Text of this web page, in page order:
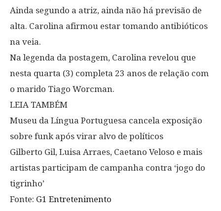
Ainda segundo a atriz, ainda não há previsão de
alta. Carolina afirmou estar tomando antibióticos
na veia.
Na legenda da postagem, Carolina revelou que
nesta quarta (3) completa 23 anos de relação com
o marido Tiago Worcman.
LEIA TAMBÉM
Museu da Língua Portuguesa cancela exposição
sobre funk após virar alvo de políticos
Gilberto Gil, Luisa Arraes, Caetano Veloso e mais
artistas participam de campanha contra ‘jogo do
tigrinho’
Fonte: G1 Entretenimento